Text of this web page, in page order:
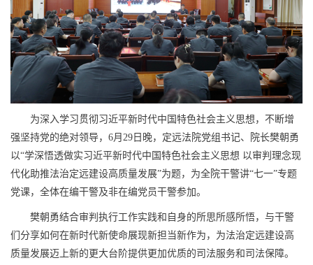
为深入学习贯彻习近平新时代中国特色社会主义思想，不断增
强坚持党的绝对领导，6月29日晚，定远法院党组书记、院长樊朝勇
以“学深悟透做实习近平新时代中国特色社会主义思想 以审判理念现
代化助推法治定远建设高质量发展”为题，为全院干警讲“七一”专题
党课，全体在编干警及非在编党员干警参加。
樊朝勇结合审判执行工作实践和自身的所思所感所悟，与干警
们分享如何在新时代新使命展现新担当新作为，为法治定远建设高
质量发展迈上新的更大台阶提供更加优质的司法服务和司法保障。